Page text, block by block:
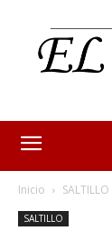
Inicio SALTILLO
SALTILLO